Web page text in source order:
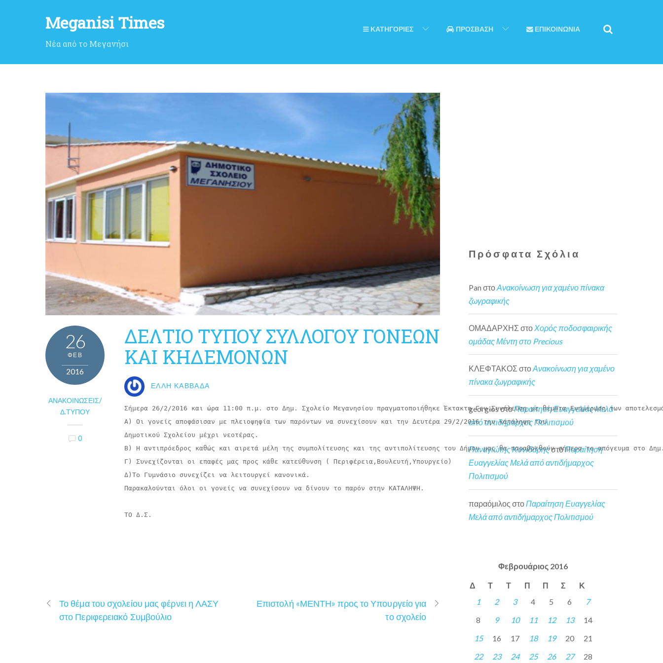
Meganisi Times
Νέα από το Μεγανήσι
ΚΑΤΗΓΟΡΙΕΣ ΠΡΟΣΒΑΣΗ ΕΠΙΚΟΙΝΩΝΙΑ
26
ΦΕΒ
2016
ΑΝΑΚΟΙΝΏΣΕΙΣ/
Δ.ΤΎΠΟΥ
0
ΔΕΛΤΙΟ ΤΥΠΟΥ ΣΥΛΛΟΓΟΥ ΓΟΝΕΩΝ
ΚΑΙ ΚΗΔΕΜΟΝΩΝ
ΈΛΛΗ ΚΑΒΒΑΔΆ
Σήμερα 26/2/2016 και ώρα 11:00 π.μ. στο Δημ. Σχολείο Μεγανησίου πραγματοποιήθηκε Έκτακτη Γεν.Συνέλευση με θέματα Ενημέρωση των
Α) Οι γονείς αποφάσισαν με πλειοψηφία των παρόντων να συνεχίσουν και την Δευτέρα 29/2/2016 την κατάληψη του
Δημοτικού Σχολείου μέχρι νεοτέρας.
Β) Η αντιπρόεδρος καθώς και αιρετά μέλη της συμπολίτευσης και της αντιπολίτευσης του Δήμου μας θα παραβρεθούν σήμερα το απόγευμα στο
Γ) Συνεχίζονται οι επαφές μας προς κάθε κατεύθυνση ( Περιφέρεια,Βουλευτή,Υπουργείο)
Δ)Το Γυμνάσιο συνεχίζει να λειτουργεί κανονικά.
Παρακαλούνται όλοι οι γονείς να συνεχίσουν να δίνουν το παρόν στην ΚΑΤΑΛΗΨΗ.
ΤΟ Δ.Σ.
Το θέμα του σχολείου μας φέρνει η ΛΑΣΥ
στο Περιφερειακό Συμβούλιο
Επιστολή «ΜΕΝΤΗ» προς το Υπουργείο για
το σχολείο
Πρόσφατα Σχόλια
Pan στοΑνακοίνωση για χαμένο πίνακα
ζωγραφικής
ΟΜΑΔΑΡΧΗΣ στο Χορός ποδοσφαιρικής
ομάδας Μέντη στο Precious
ΚΛΕΦΤΑΚΟΣ στοΑνακοίνωση για χαμένο
πίνακα ζωγραφικής
georgiosστοΠαραίτηση Ευαγγελίας Μελά
από αντιδήμαρχος Πολιτισμού
Παναγιώτης ΚονιδάρηςστοΠαραίτηση
Ευαγγελίας Μελά από αντιδήμαρχος
Πολιτισμού
παραόμιλος στο Παραίτηση Ευαγγελίας
Μελά από αντιδήμαρχος Πολιτισμού
Φεβρουάριος 2016
Δ Τ Τ Π Π Σ
Κ
1
2 3 4 5 6
7
8
9 10 11 12 13
14
15
16 17 18 19 20
21
22
23 24 25 26 27 28